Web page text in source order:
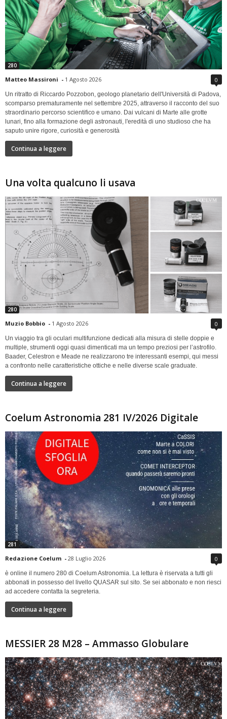
280
Matteo Massironi - 1 Agosto 2026 0
Un ritratto di Riccardo Pozzobon, geologo planetario dell'Università di Padova,
scomparso prematuramente nel settembre 2025, attraverso il racconto del suo
straordinario percorso scientifico e umano. Dai vulcani di Marte alle grotte
lunari, fino alla formazione degli astronauti, l'eredità di uno studioso che ha
saputo unire rigore, curiosità e generosità
Continua a leggere
Una volta qualcuno li usava
280
Muzio Bobbio - 1 Agosto 2026 0
Un viaggio tra gli oculari multifunzione dedicati alla misura di stelle doppie e
multiple, strumenti oggi quasi dimenticati ma un tempo preziosi per l’astrofilo.
Baader, Celestron e Meade ne realizzarono tre interessanti esempi, qui messi
a confronto nelle caratteristiche ottiche e nelle diverse scale graduate.
Continua a leggere
Coelum Astronomia 281 IV/2026 Digitale
281
Redazione Coelum - 28 Luglio 2026 0
è online il numero 280 di Coelum Astronomia. La lettura è riservata a tutti gli
abbonati in possesso del livello QUASAR sul sito. Se sei abbonato e non riesci
ad accedere contatta la segreteria.
Continua a leggere
MESSIER 28 M28 – Ammasso Globulare